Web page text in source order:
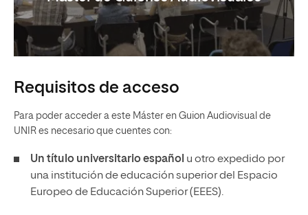
Requisitos de acceso
Para poder acceder a este Máster en Guion Audiovisual de
UNIR es necesario que cuentes con:
Un título universitario español u otro expedido por
una institución de educación superior del Espacio
Europeo de Educación Superior (EEES).